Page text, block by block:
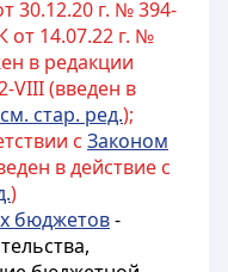
30.12.20 г. № 394-
от 14.07.22 г. №
в редакции
VIII (введен в
см. стар. ред.);
с Законом
в действие с
)
бюджетов-
,